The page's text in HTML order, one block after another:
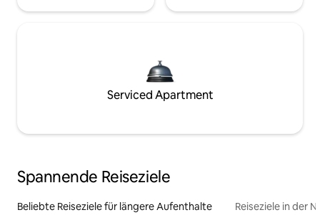
Serviced Apartment
Spannende Reiseziele
Beliebte Reiseziele für längere Aufenthalte Reiseziele in der